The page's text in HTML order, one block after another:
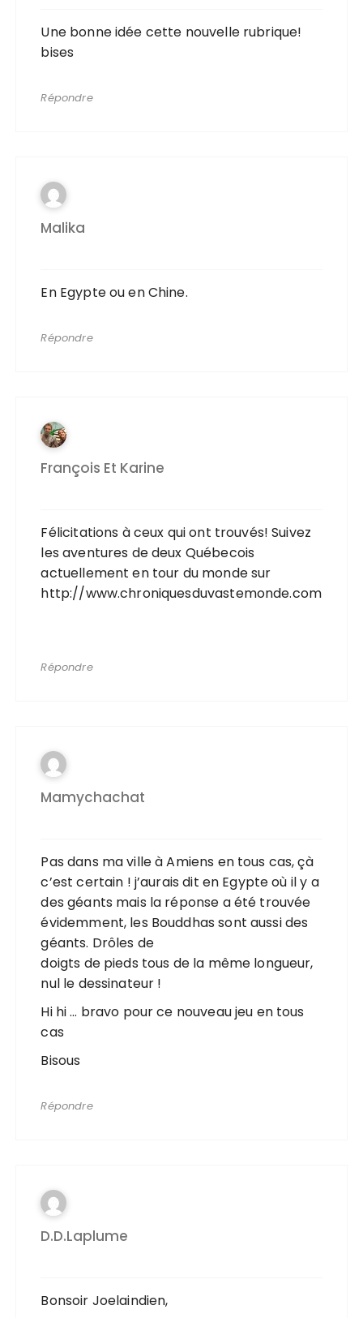
Une bonne idée cette nouvelle rubrique!
bises
Répondre
Malika
En Egypte ou en Chine.
Répondre
François Et Karine
Félicitations à ceux qui ont trouvés! Suivez
les aventures de deux Québecois
actuellement en tour du monde sur
http://www.chroniquesduvastemonde.com
Répondre
Mamychachat
Pas dans ma ville à Amiens en tous cas, çà
c’est certain ! j’aurais dit en Egypte où il y a
des géants mais la réponse a été trouvée
évidemment, les Bouddhas sont aussi des
géants. Drôles de
doigts de pieds tous de la même longueur,
nul le dessinateur !
Hi hi … bravo pour ce nouveau jeu en tous
cas
Bisous
Répondre
D.d.laplume
Bonsoir Joelaindien,